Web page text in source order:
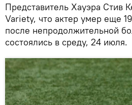
Представитель Хауэра Стив
Variety, что актер умер еще
после непродолжительной
состоялись в среду, 24 июля.